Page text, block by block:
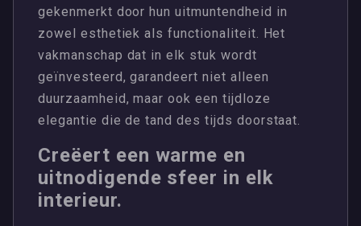
gekenmerkt door hun uitmuntendheid in
zowel esthetiek als functionaliteit. Het
vakmanschap dat in elk stuk wordt
geïnvesteerd, garandeert niet alleen
duurzaamheid, maar ook een tijdloze
elegantie die de tand des tijds doorstaat.
Creëert een warme en
uitnodigende sfeer in elk
interieur.